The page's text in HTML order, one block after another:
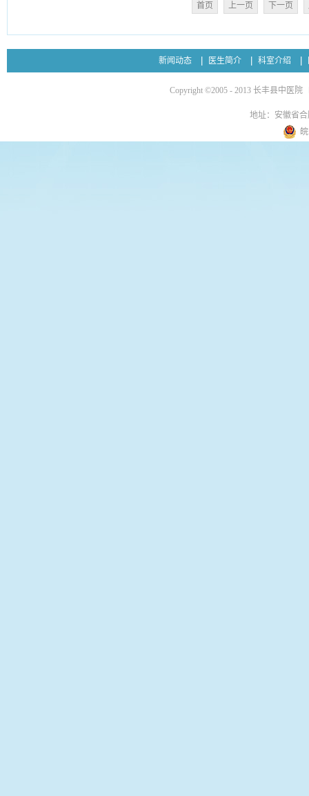
首页 上一页 下一页
新闻动态 医生简介 科室介绍
Copyright ©2005 - 2013 长丰县中医院
地址：安徽省